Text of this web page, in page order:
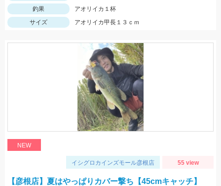
釣果
アオリイカ１杯
サイズ
アオリイカ甲長１３ｃｍ
NEW
イシグロカインズモール彦根店 55 view
【彦根店】夏はやっぱりカバー撃ち【45cmキャッチ】